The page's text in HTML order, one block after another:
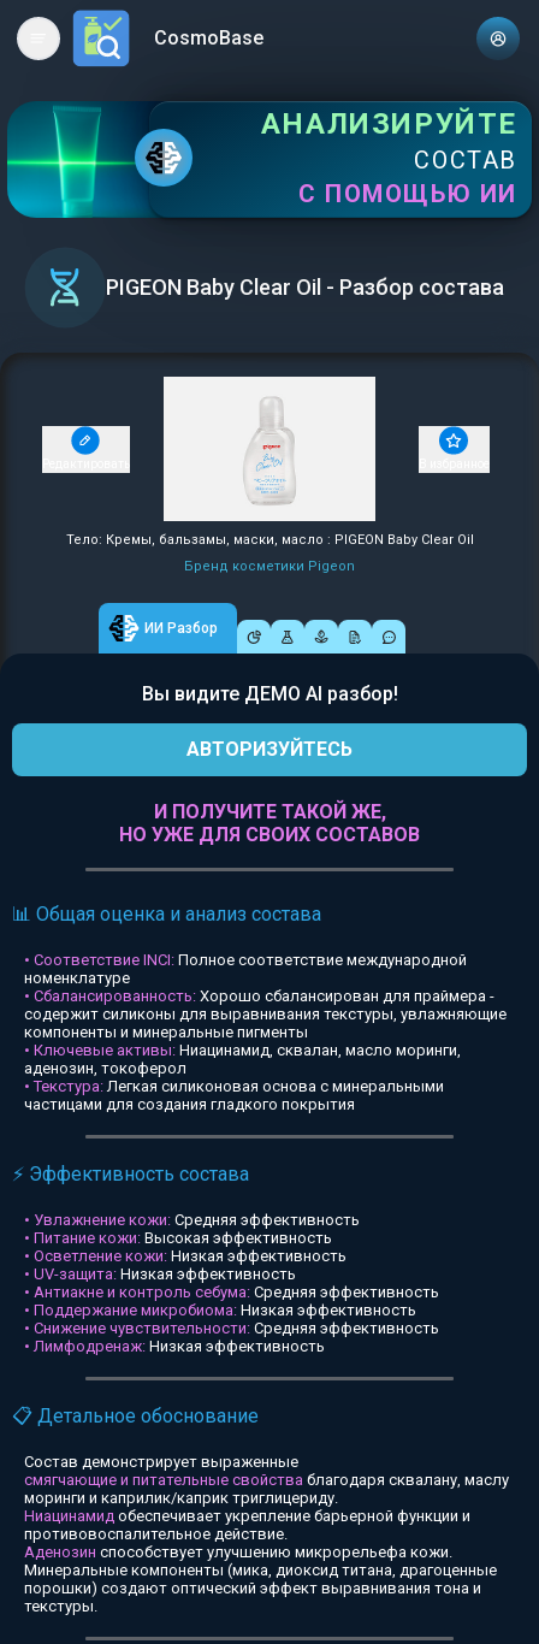
Open main menuCosmoBase
АНАЛИЗИРУЙТЕ
СОСТАВ
С ПОМОЩЬЮ ИИ
PIGEON Baby Clear Oil - Разбор состава
Тело: Кремы, бальзамы, маски, масло : PIGEON Baby Clear Oil
Бренд косметики Pigeon
ИИ Разбор
Вы видите ДЕМО AI разбор!
АВТОРИЗУЙТЕСЬ
И ПОЛУЧИТЕ ТАКОЙ ЖЕ,
НО УЖЕ ДЛЯ СВОИХ СОСТАВОВ
📊 Общая оценка и анализ состава
• Соответствие INCI: Полное соответствие международной
номенклатуре
• Сбалансированность: Хорошо сбалансирован для праймера -
содержит силиконы для выравнивания текстуры, увлажняющие
компоненты и минеральные пигменты
• Ключевые активы: Ниацинамид, сквалан, масло моринги,
аденозин, токоферол
• Текстура:Легкая силиконовая основа с минеральными
частицами для создания гладкого покрытия
⚡ Эффективность состава
• Увлажнение кожи: Средняя эффективность
• Питание кожи: Высокая эффективность
• Осветление кожи: Низкая эффективность
• UV-защита: Низкая эффективность
• Антиакне и контроль себума: Средняя эффективность
• Поддержание микробиома: Низкая эффективность
• Снижение чувствительности: Средняя эффективность
• Лимфодренаж: Низкая эффективность
📋 Детальное обоснование
Состав демонстрирует выраженные
смягчающие и питательные свойства благодаря сквалану, маслу
моринги и каприлик/каприк триглицериду.
Ниацинамид обеспечивает укрепление барьерной функции и
противовоспалительное действие.
Аденозин способствует улучшению микрорельефа кожи.
Минеральные компоненты (мика, диоксид титана, драгоценные
порошки) создают оптический эффект выравнивания тона и
текстуры.